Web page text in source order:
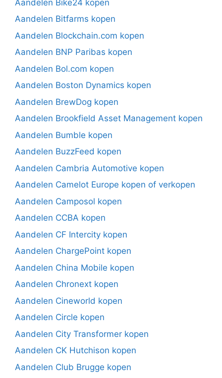
Aandelen Bike24 kopen
Aandelen Bitfarms kopen
Aandelen Blockchain.com kopen
Aandelen BNP Paribas kopen
Aandelen Bol.com kopen
Aandelen Boston Dynamics kopen
Aandelen BrewDog kopen
Aandelen Brookfield Asset Management kopen
Aandelen Bumble kopen
Aandelen BuzzFeed kopen
Aandelen Cambria Automotive kopen
Aandelen Camelot Europe kopen of verkopen
Aandelen Camposol kopen
Aandelen CCBA kopen
Aandelen CF Intercity kopen
Aandelen ChargePoint kopen
Aandelen China Mobile kopen
Aandelen Chronext kopen
Aandelen Cineworld kopen
Aandelen Circle kopen
Aandelen City Transformer kopen
Aandelen CK Hutchison kopen
Aandelen Club Brugge kopen